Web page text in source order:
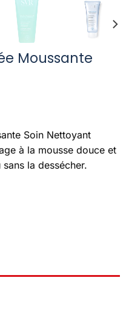
Moussante
Soin Nettoyant
à la mousse douce et
la dessécher.